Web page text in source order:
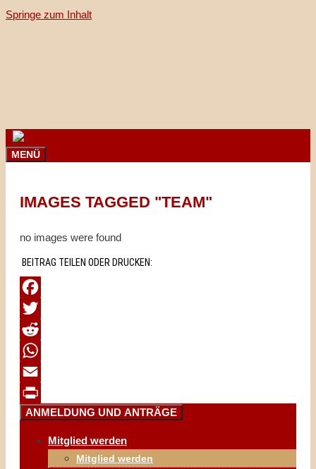
Springe zum Inhalt
MENÜ
IMAGES TAGGED "TEAM"
no images were found
BEITRAG TEILEN ODER DRUCKEN:
Facebook
Twitter
Reddit
WhatsApp
Email
Print
ANMELDUNG UND ANTRÄGE
Mitglied werden
Mitglied werden